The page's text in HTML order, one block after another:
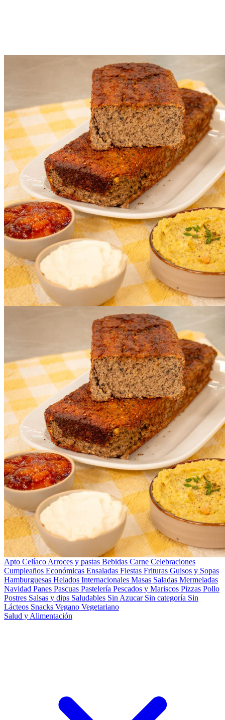
Apto Celíaco Arroces y pastas Bebidas Carne Celebraciones
Cumpleaños Económicas Ensaladas Fiestas Frituras Guisos y Sopas
Hamburguesas Helados Internacionales Masas Saladas Mermeladas
Navidad Panes Pascuas Pastelería Pescados y Mariscos Pizzas Pollo
Postres Salsas y dips Saludables Sin Azucar Sin categoría Sin
Lácteos Snacks Vegano Vegetariano
Salud y Alimentación